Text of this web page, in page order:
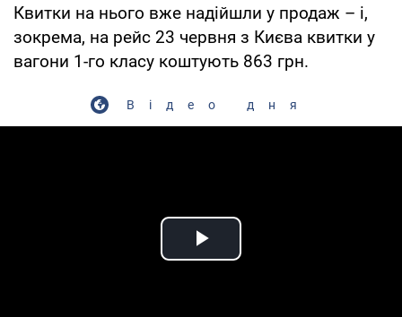
Квитки на нього вже надійшли у продаж – і,
зокрема, на рейс 23 червня з Києва квитки у
вагони 1-го класу коштують 863 грн.
Відео дня
Play Video